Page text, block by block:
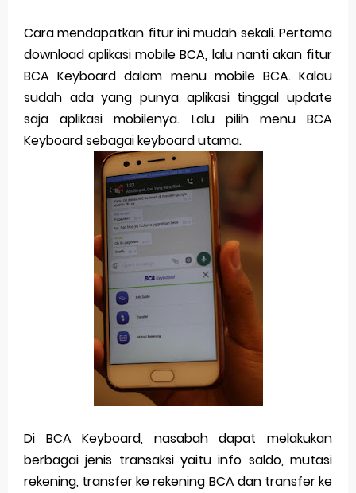
Cara mendapatkan fitur ini mudah sekali. Pertama
download aplikasi mobile BCA, lalu nanti akan fitur
BCA Keyboard dalam menu mobile BCA. Kalau
sudah ada yang punya aplikasi tinggal update
saja aplikasi mobilenya. Lalu pilih menu BCA
Keyboard sebagai keyboard utama.
Di BCA Keyboard, nasabah dapat melakukan
berbagai jenis transaksi yaitu info saldo, mutasi
rekening, transfer ke rekening BCA dan transfer ke